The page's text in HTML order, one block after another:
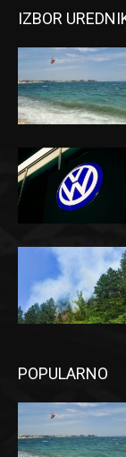
IZBOR
POPULARNO